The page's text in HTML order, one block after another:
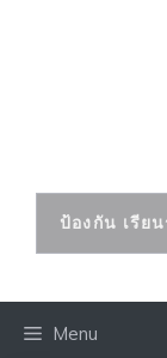
ป้องกัน เรีย
Menu